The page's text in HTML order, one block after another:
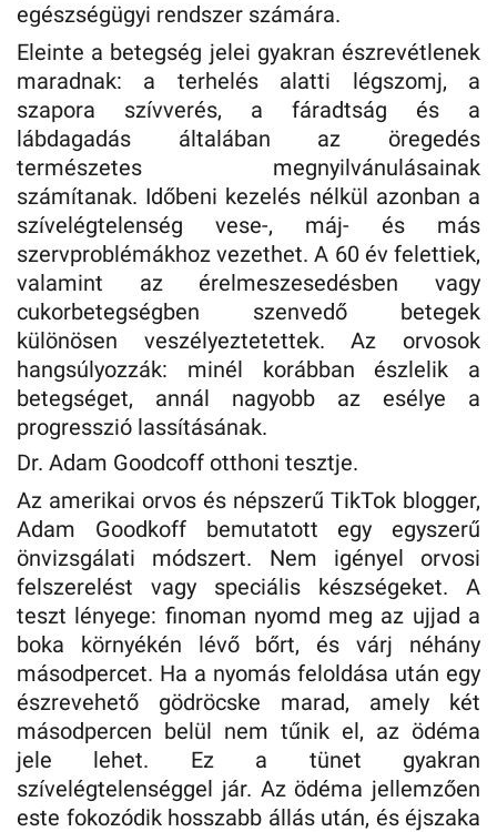
egészségügyi rendszer számára.
Eleinte a betegség jelei gyakran észrevétlenek
maradnak: a terhelés alatti légszomj, a
szapora szívverés, a fáradtság és a
lábdagadás általában az öregedés
természetes megnyilvánulásainak
számítanak. Időbeni kezelés nélkül azonban a
szívelégtelenség vese-, máj- és más
szervproblémákhoz vezethet. A 60 év felettiek,
valamint az érelmeszesedésben vagy
cukorbetegségben szenvedő betegek
különösen veszélyeztetettek. Az orvosok
hangsúlyozzák: minél korábban észlelik a
betegséget, annál nagyobb az esélye a
progresszió lassításának.
Dr. Adam Goodcoff otthoni tesztje.
Az amerikai orvos és népszerű TikTok blogger,
Adam Goodkoff bemutatott egy egyszerű
önvizsgálati módszert. Nem igényel orvosi
felszerelést vagy speciális készségeket. A
teszt lényege: finoman nyomd meg az ujjad a
boka környékén lévő bőrt, és várj néhány
másodpercet. Ha a nyomás feloldása után egy
észrevehető gödröcske marad, amely két
másodpercen belül nem tűnik el, az ödéma
jele lehet. Ez a tünet gyakran
szívelégtelenséggel jár. Az ödéma jellemzően
este fokozódik hosszabb állás után, és éjszaka